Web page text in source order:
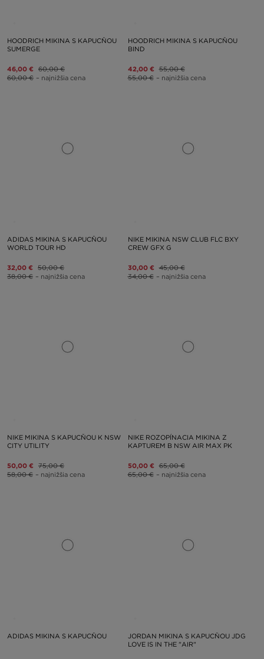
HOODRICH MIKINA S KAPUCŇOU
SUMERGE
46,00 € 60,00 €
60,00 € – najnižšia cena
HOODRICH MIKINA S KAPUCŇOU
BIND
42,00 € 55,00 €
55,00 € – najnižšia cena
ADIDAS MIKINA S KAPUCŇOU
WORLD TOUR HD
32,00 € 50,00 €
38,00 € – najnižšia cena
NIKE MIKINA NSW CLUB FLC BXY
CREW GFX G
30,00 € 45,00 €
34,00 € – najnižšia cena
NIKE MIKINA S KAPUCŇOU K NSW
CITY UTILITY
50,00 € 75,00 €
58,00 € – najnižšia cena
NIKE ROZOPÍNACIA MIKINA Z
KAPTUREM B NSW AIR MAX PK
50,00 € 65,00 €
65,00 € – najnižšia cena
ADIDAS MIKINA S KAPUCŇOU
JORDAN MIKINA S KAPUCŇOU JDG
LOVE IS IN THE "AIR"